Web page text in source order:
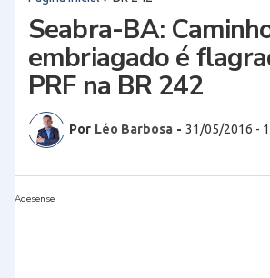
Seabra-BA:
embriagado é
PRF na BR 242
Por Léo Barbosa - 31/05/2016 -
Adesense